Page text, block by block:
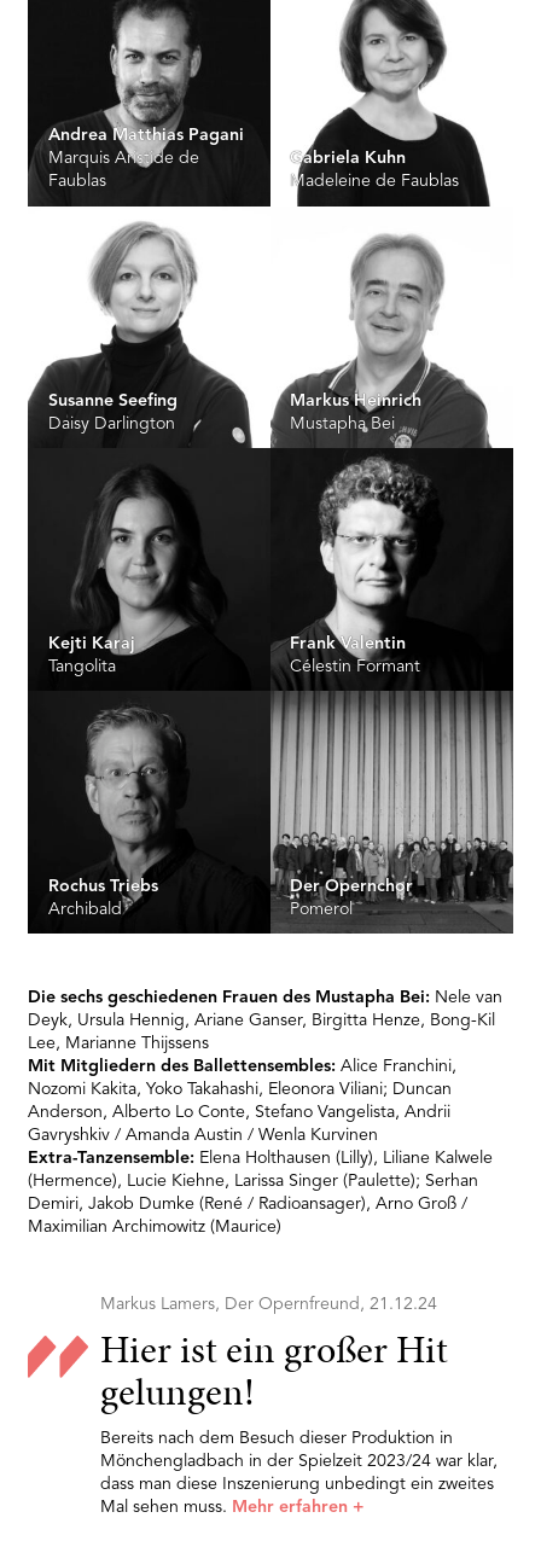
Andrea Matthias Pagani
Marquis Aristide de
Faublas
Gabriela Kuhn
Madeleine de Faublas
Susanne Seefing
Daisy Darlington
Markus Heinrich
Mustapha Bei
Kejti Karaj
Tangolita
Frank Valentin
Célestin Formant
Rochus Triebs
Archibald
Der Opernchor
Pomerol
Die sechs geschiedenen Frauen des Mustapha Bei: Nele van
Deyk, Ursula Hennig, Ariane Ganser, Birgitta Henze, Bong-Kil
Lee, Marianne Thijssens
Mit Mitgliedern des Ballettensembles:Alice Franchini,
Nozomi Kakita, Yoko Takahashi, Eleonora Viliani; Duncan
Anderson, Alberto Lo Conte, Stefano Vangelista, Andrii
Gavryshkiv / Amanda Austin / Wenla Kurvinen
Extra-Tanzensemble: Elena Holthausen (Lilly), Liliane Kalwele
(Hermence), Lucie Kiehne, Larissa Singer (Paulette); Serhan
Demiri, Jakob Dumke (René / Radioansager), Arno Groß /
Maximilian Archimowitz (Maurice)
Markus Lamers, Der Opernfreund, 21.12.24
Hier ist ein großer Hit
gelungen!
Bereits nach dem Besuch dieser Produktion in
Mönchengladbach in der Spielzeit 2023/24 war klar,
dass man diese Inszenierung unbedingt ein zweites
Mal sehen muss. Mehr erfahren +